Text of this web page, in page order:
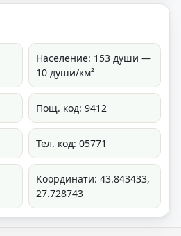
Население: 153 души —
10 души/км²
Пощ. код: 9412
Тел. код: 05771
Координати: 43.843433,
27.728743